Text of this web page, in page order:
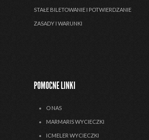
STAŁE BILETOWANIE I POTWIERDZANIE
ZASADY I WARUNKI
POMOCNE LINKI
O NAS
MARMARIS WYCIECZKI
ICMELER WYCIECZKI